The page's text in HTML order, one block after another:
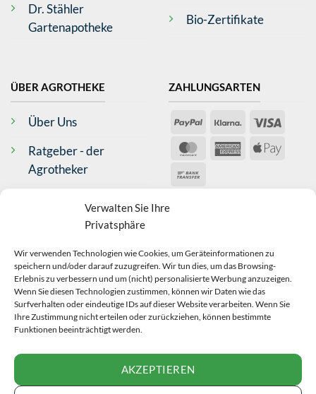
Verwalten Sie Ihre
Privatsphäre
Wir verwenden Technologien wie Cookies, um Geräteinformationen zu
speichern und/oder darauf zuzugreifen. Wir tun dies, um das Browsing-
Erlebnis zu verbessern und um (nicht) personalisierte Werbung anzuzeigen.
Wenn Sie diesen Technologien zustimmen, können wir Daten wie das
Surfverhalten oder eindeutige IDs auf dieser Website verarbeiten. Wenn Sie
Ihre Zustimmung nicht erteilen oder zurückziehen, können bestimmte
Funktionen beeinträchtigt werden.
AKZEPTIEREN
Dr. Stähler
Gartenapotheke
Bio-Zertifikate
ÜBER AGROTHEKE
Über Uns
Ratgeber - der
Agrotheker
AGB
Widerrufsrecht
Datenschutz
ZAHLUNGSARTEN
PayPal Klarna Visa
MasterCardAmericanApple
Transfer
BEWERTUNGEN
WIDERRUFEN
Bad Neustadt an der Saale, DE,
Anonym
Verifizierter Kunde
Sehr schnelle Lieferung, alles bestens!
Zossen, DE,
Iris Müller
Verifizierter Kunde
Schnelle und problemlose Lieferung